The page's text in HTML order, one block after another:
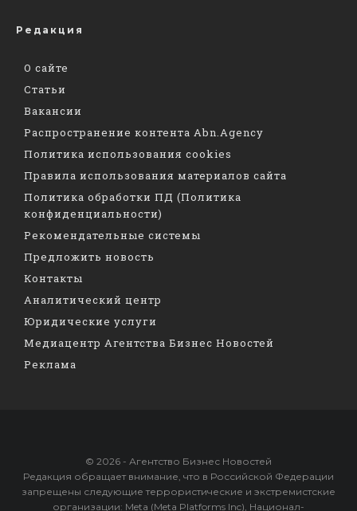
Редакция
О сайте
Статьи
Вакансии
Распространение контента Abn.Agency
Политика использования cookies
Правила использования материалов сайта
Политика обработки ПД (Политика
конфиденциальности)
Рекомендательные системы
Предложить новость
Контакты
Аналитический центр
Юридические услуги
Медиацентр Агентства Бизнес Новостей
Реклама
© 2026 - Агентство Бизнес Новостей
Редакция обращает внимание, что в Российской Федерации
запрещены следующие террористические и экстремистские
организации: Meta (Meta Platforms Inc), Национал-